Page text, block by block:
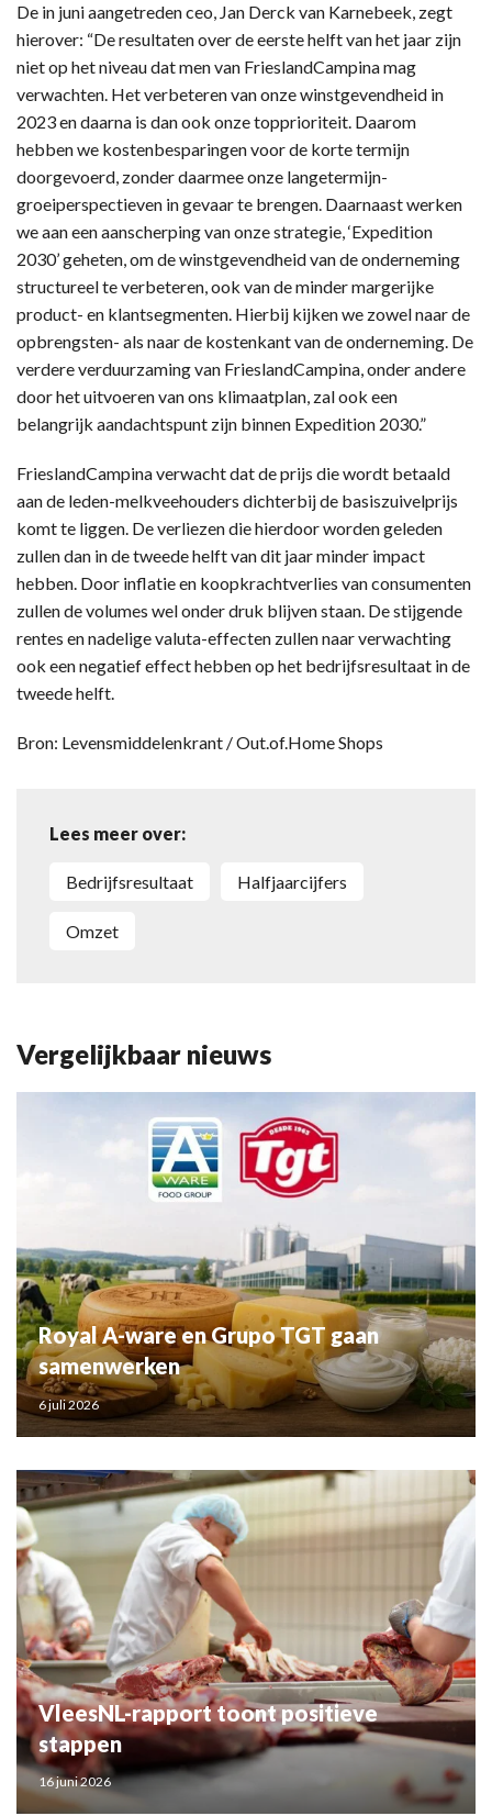
De in juni aangetreden ceo, Jan Derck van Karnebeek, zegt
hierover: “De resultaten over de eerste helft van het jaar zijn
niet op het niveau dat men van FrieslandCampina mag
verwachten. Het verbeteren van onze winstgevendheid in
2023 en daarna is dan ook onze topprioriteit. Daarom
hebben we kostenbesparingen voor de korte termijn
doorgevoerd, zonder daarmee onze langetermijn-
groeiperspectieven in gevaar te brengen. Daarnaast werken
we aan een aanscherping van onze strategie, ‘Expedition
2030’ geheten, om de winstgevendheid van de onderneming
structureel te verbeteren, ook van de minder margerijke
product- en klantsegmenten. Hierbij kijken we zowel naar de
opbrengsten- als naar de kostenkant van de onderneming. De
verdere verduurzaming van FrieslandCampina, onder andere
door het uitvoeren van ons klimaatplan, zal ook een
belangrijk aandachtspunt zijn binnen Expedition 2030.”
FrieslandCampina verwacht dat de prijs die wordt betaald
aan de leden-melkveehouders dichterbij de basiszuivelprijs
komt te liggen. De verliezen die hierdoor worden geleden
zullen dan in de tweede helft van dit jaar minder impact
hebben. Door inflatie en koopkrachtverlies van consumenten
zullen de volumes wel onder druk blijven staan. De stijgende
rentes en nadelige valuta-effecten zullen naar verwachting
ook een negatief effect hebben op het bedrijfsresultaat in de
tweede helft.
Bron: Levensmiddelenkrant / Out.of.Home Shops
Lees meer over:
bedrijfsresultaat halfjaarcijfers
omzet
Vergelijkbaar nieuws
Royal A-ware en Grupo TGT gaan
samenwerken
6 juli 2026
VleesNL-rapport toont positieve
stappen
16 juni 2026